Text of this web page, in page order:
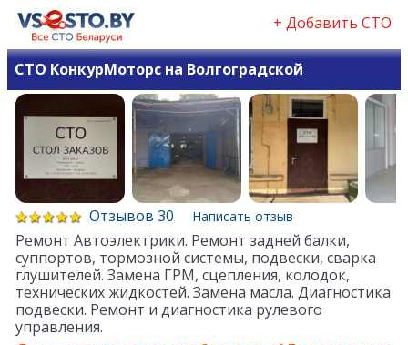
+ Добавить СТО
СТО КонкурМоторс на Волгоградской
Отзывов 30 Написать отзыв
Ремонт Автоэлектрики. Ремонт задней балки,
суппортов, тормозной системы, подвески, сварка
глушителей. Замена ГРМ, сцепления, колодок,
технических жидкостей. Замена масла. Диагностика
подвески. Ремонт и диагностика рулевого
управления.